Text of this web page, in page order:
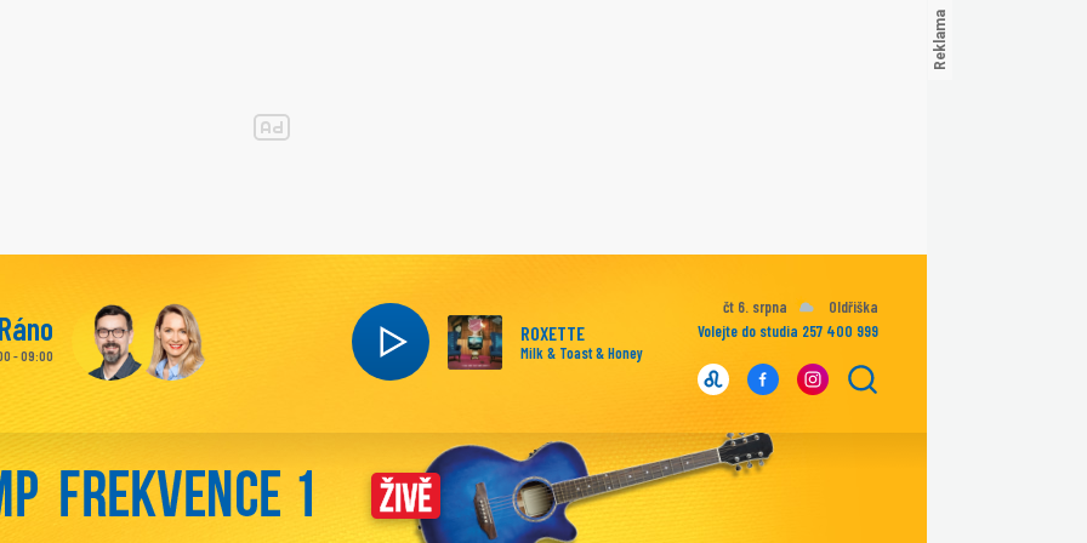
ROXETTE
Milk & Toast & Honey
- 09:00
čt 6. srpna
Oldřiška
Volejte do studia 257 400 999